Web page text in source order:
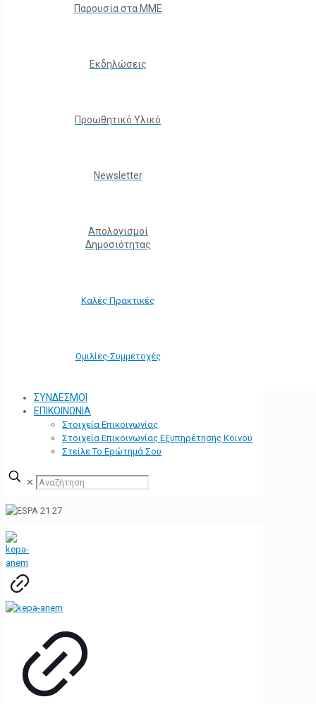
Παρουσία στα ΜΜΕ
Εκδηλώσεις
Προωθητικό Υλικό
Νewsletter
Απολογισμοί
Δημοσιότητας
Καλές Πρακτικές
Ομιλίες-Συμμετοχές
ΣΥΝΔΕΣΜΟΙ
ΕΠΙΚΟΙΝΩΝΙΑ
Στοιχεία Επικοινωνίας
Στοιχεία Επικοινωνίας Εξυπηρέτησης Κοινού
Στείλε Το Ερώτημά Σου
✕